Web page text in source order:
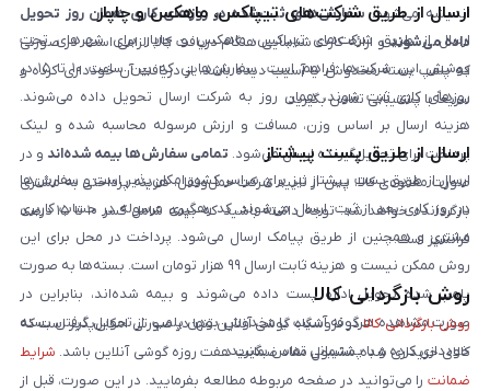
اندیشه می‌شود. سفارش‌های ثبت‌شده در روزهای کاری همان روز تحویل
داده می‌شوندو ارائه کارت شناسایی هنگام دریافت کالا الزامی است. در صورتی
که پلمپ بسته مخدوش یا آسیب دیده باشد، از دریافت آن خودداری کرده و
سریعاً با پشتیبانی تماس بگیرید.
ارسال از طریق شرکت‌های تیپاکس، ماهکس و چاپار
ارسال از طریق شرکت‌های تیپاکس، ماهکس و چاپار برای شهرهای تحت
پوشش این شرکت‌ها فراهم است. سفارش‌هایی که بین ساعت ۱۰ تا ۱۵ در
روزهای کاری ثبت شوند، همان روز به شرکت ارسال تحویل داده می‌شوند.
هزینه ارسال بر اساس وزن، مسافت و ارزش مرسوله محاسبه شده و لینک
پرداخت برای تحویل‌گیرنده ارسال می‌شود. تمامی سفارش‌ها بیمه شده‌اند و در
صورت مفقودی کالا، پس از تایید شرکت حمل‌ونقل، هزینه پرداختی به مشتری
بازگردانده خواهد شد. توجه داشته باشید که بیمه شامل کسر ۱۰ تا ۱۵ درصد
فرانشیز است.
ارسال از طریق پست پیشتاز
ارسال از طریق پست پیشتاز نیز برای سراسر کشور امکان‌پذیر است و سفارش‌ها
در روز کاری بعد از ثبت، ارسال می‌شوند. کد رهگیری مرسوله در حساب کاربری
مشتری و همچنین از طریق پیامک ارسال می‌شود. پرداخت در محل برای این
روش ممکن نیست و هزینه ثابت ارسال ۹۹ هزار تومان است. بسته‌ها به صورت
پلمپ شده تحویل اداره پست داده می‌شوند و بیمه شده‌اند، بنابراین در
صورت مشاهده هرگونه آسیب یا مخدوش بودن پلمپ، از تحویل گرفتن بسته
خودداری کرده و با پشتیبانی تماس بگیرید.
روش بازگردانی کالا
روش بازگردانی کالادر فروشگاه گوشی آنلاین تنها در صورتی امکان‌پذیر است که
کالای خریداری شده مشمول مفاد ضمانت هفت روزه گوشی آنلاین باشد. شرایط
ضمانت را می‌توانید در صفحه مربوطه مطالعه بفرمایید. در این صورت، قبل از